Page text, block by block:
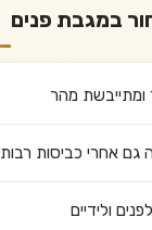
במגבת פנים
מהר
אחרי כביסות רבות
ולידיים